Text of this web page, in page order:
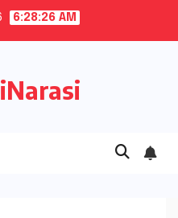
6:28:27 AM